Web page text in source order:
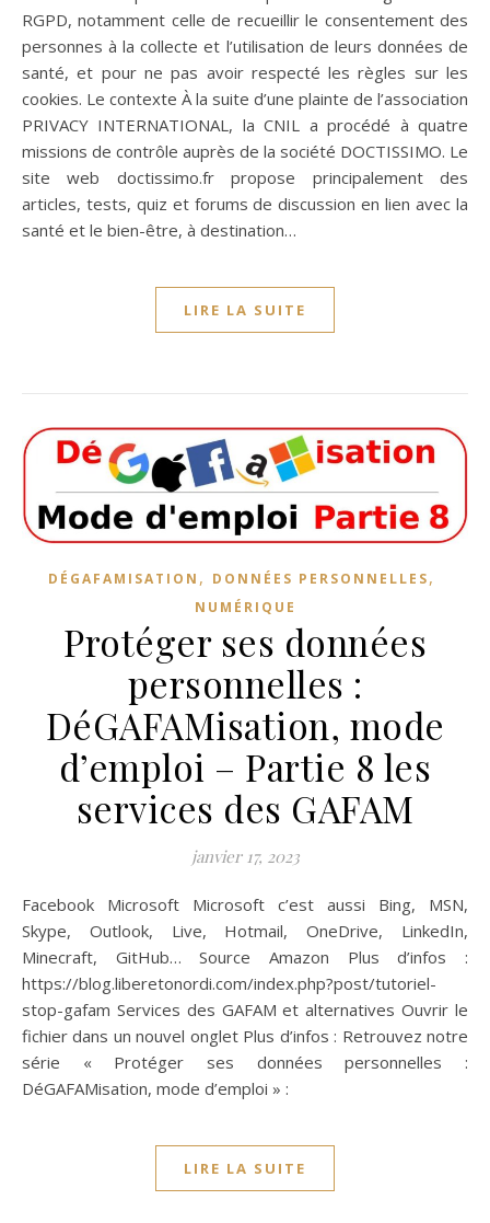
RGPD, notamment celle de recueillir le consentement des
personnes à la collecte et l’utilisation de leurs données de
santé, et pour ne pas avoir respecté les règles sur les
cookies. Le contexte À la suite d’une plainte de l’association
PRIVACY INTERNATIONAL, la CNIL a procédé à quatre
missions de contrôle auprès de la société DOCTISSIMO. Le
site web doctissimo.fr propose principalement des
articles, tests, quiz et forums de discussion en lien avec la
santé et le bien-être, à destination…
LIRE LA SUITE
DÉGAFAMISATION , DONNÉES PERSONNELLES,
NUMÉRIQUE
Protéger ses données
personnelles :
DéGAFAMisation, mode
d’emploi – Partie 8 les
services des GAFAM
janvier 17, 2023
Facebook Microsoft Microsoft c’est aussi Bing, MSN,
Skype, Outlook, Live, Hotmail, OneDrive, LinkedIn,
Minecraft, GitHub… Source Amazon Plus d’infos :
https://blog.liberetonordi.com/index.php?post/tutoriel-
stop-gafam Services des GAFAM et alternatives Ouvrir le
fichier dans un nouvel onglet Plus d’infos : Retrouvez notre
série « Protéger ses données personnelles :
DéGAFAMisation, mode d’emploi » :
LIRE LA SUITE